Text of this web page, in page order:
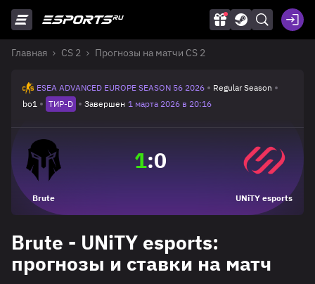
Главная CS 2 Прогнозы на матчи CS 2
ESEA ADVANCED EUROPE SEASON 56 2026
Regular Season
bo1
ТИР-D Завершен 1 марта 2026 в 20:16
Brute
1:0
UNiTY esports
Brute - UNiTY esports:
прогнозы и ставки на матч